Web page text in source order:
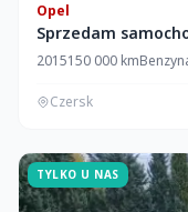
Opel
Sprzedam
2015150 000 km
Czersk
TYLKO U NAS